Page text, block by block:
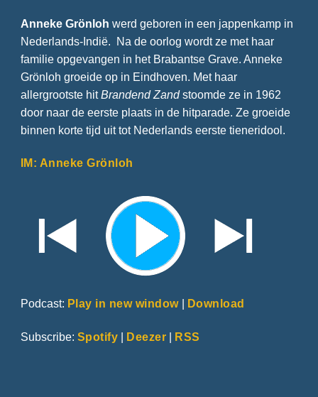
Anneke Grönloh werd geboren in een jappenkamp in
Nederlands-Indië. Na de oorlog wordt ze met haar
familie opgevangen in het Brabantse Grave. Anneke
Grönloh groeide op in Eindhoven. Met haar
allergrootste hit Brandend Zandstoomde ze in 1962
door naar de eerste plaats in de hitparade. Ze groeide
binnen korte tijd uit tot Nederlands eerste tieneridool.
IM: Anneke Grönloh
Podcast: Play in new window| Download
Subscribe: Spotify | Deezer | RSS